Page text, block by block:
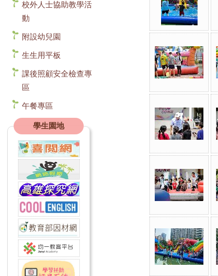
校外人士協助教學活
動
附設幼兒園
生生用平板
課後照顧安全檢查專
區
午餐專區
學生園地